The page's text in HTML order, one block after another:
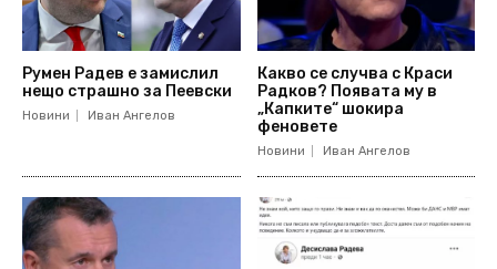
Румен Радев е замислил
нещо страшно за Пеевски
Новини Иван Ангелов
Какво се случва с Краси
Радков? Появата му в
„Капките“ шокира
феновете
Новини Иван Ангелов